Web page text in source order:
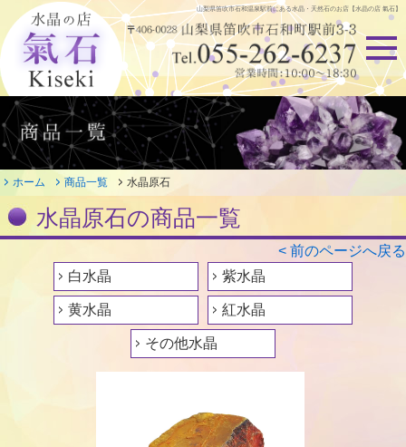
山梨県笛吹市石和温泉駅前にある水晶・天然石のお店【水晶の店 氣石】
ホーム 商品一覧 水晶原石
水晶原石の商品一覧
< 前のページへ戻る
白水晶
紫水晶
黄水晶 紅水晶
その他水晶